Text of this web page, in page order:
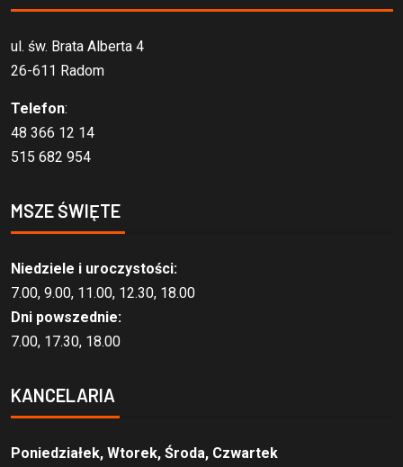
ul. św. Brata Alberta 4
26-611 Radom
Telefon:
48 366 12 14
515 682 954
MSZE ŚWIĘTE
Niedziele i uroczystości:
7.00, 9.00, 11.00, 12.30, 18.00
Dni powszednie:
7.00, 17.30, 18.00
KANCELARIA
Poniedziałek, Wtorek, Środa, Czwartek